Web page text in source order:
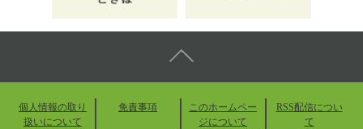
個人情報の取り
扱いについて
免責事項
このホームペー
ジについて
RSS配信につい
て